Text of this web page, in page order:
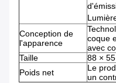
Conception de
l'apparence
coque
avec
Taille
88 ×
Poids net
Le
un